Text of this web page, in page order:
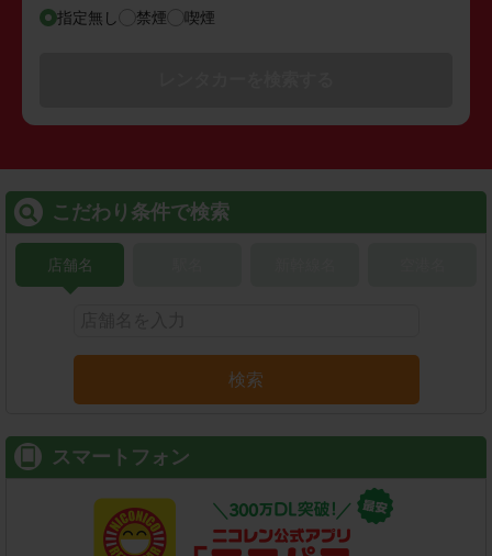
指定無し 禁煙 喫煙
こだわり条件で検索
店舗名
検索
スマートフォン